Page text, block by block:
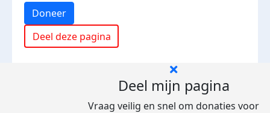
Doneer
Deel deze pagina
Deel mijn pagina
Vraag veilig en snel om donaties voor